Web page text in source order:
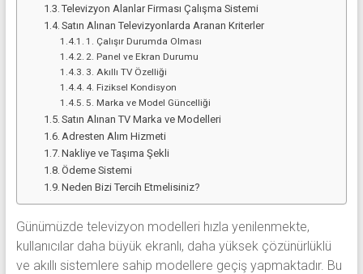
Televizyon Alanlar Firması Çalışma Sistemi
Satın Alınan Televizyonlarda Aranan Kriterler
1. Çalışır Durumda Olması
2. Panel ve Ekran Durumu
3. Akıllı TV Özelliği
4. Fiziksel Kondisyon
5. Marka ve Model Güncelliği
Satın Alınan TV Marka ve Modelleri
Adresten Alım Hizmeti
Nakliye ve Taşıma Şekli
Ödeme Sistemi
Neden Bizi Tercih Etmelisiniz?
Günümüzde televizyon modelleri hızla yenilenmekte,
kullanıcılar daha büyük ekranlı, daha yüksek çözünürlüklü
ve akıllı sistemlere sahip modellere geçiş yapmaktadır. Bu